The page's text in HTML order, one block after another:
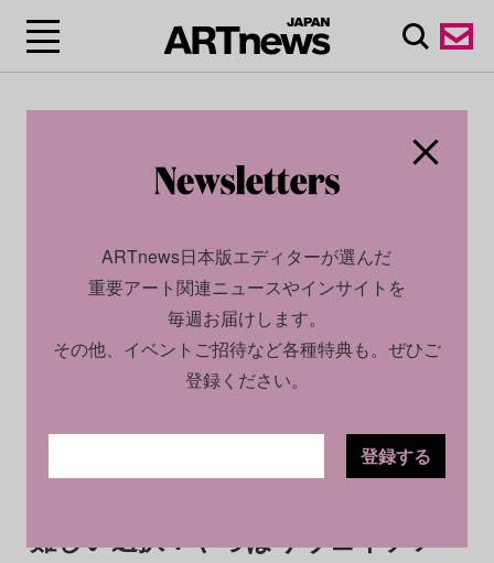
2022.07.05
難しい選択：やっぱりヴェネチア・
ARTnews日本版エディターが選んだ
重要アート関連ニュースやインサイトを
毎週お届けします。
その他、イベントご招待など各種特典も。ぜひご
登録ください。
登録する